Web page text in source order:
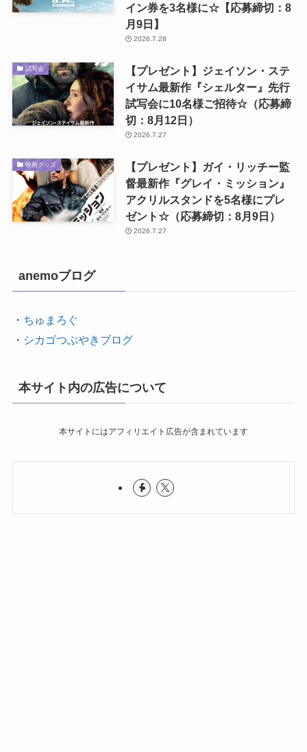
イン券を3名様に☆【応募締切：8
月9日】
2026.7.28
試写会
【プレゼント】ジェイソン・ステ
イサム最新作『シェルター』先行
試写会に10名様ご招待☆（応募締
切：8月12日）
2026.7.27
映画グッズ
【プレゼント】ガイ・リッチー監
督最新作『グレイ・ミッション』
アクリルスタンドを5名様にプレ
ゼント☆（応募締切：8月9日）
2026.7.27
anemoブログ
・ ちゅまろぐ
・ シカゴつぶやきブログ
本サイト内の広告について
本サイトにはアフィリエイト広告が含まれています